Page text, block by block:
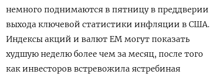
немного поднимаются в пятницу в преддверии
выхода ключевой статистики инфляции в США.
Индексы акций и валют EM могут показать
худшую неделю более чем за месяц, после того
как инвесторов встревожила ястребиная